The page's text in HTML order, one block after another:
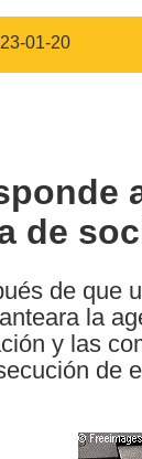
01-20
de
de que
la
y las
de